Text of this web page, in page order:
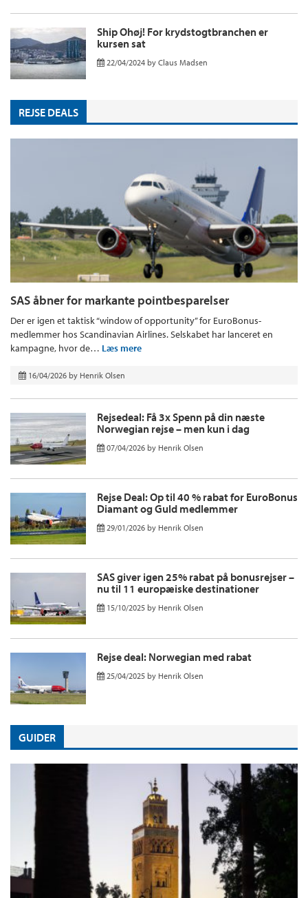
Ship Ohøj! For krydstogtbranchen er
kursen sat
22/04/2024 by Claus Madsen
REJSE DEALS
SAS åbner for markante pointbesparelser
Der er igen et taktisk “window of opportunity” for EuroBonus-
medlemmer hos Scandinavian Airlines. Selskabet har lanceret en
kampagne, hvor de… Læs mere
16/04/2026 by Henrik Olsen
Rejsedeal: Få 3x Spenn på din næste
Norwegian rejse – men kun i dag
07/04/2026 by Henrik Olsen
Rejse Deal: Op til 40 % rabat for EuroBonus
Diamant og Guld medlemmer
29/01/2026 by Henrik Olsen
SAS giver igen 25% rabat på bonusrejser –
nu til 11 europæiske destinationer
15/10/2025 by Henrik Olsen
Rejse deal: Norwegian med rabat
25/04/2025 by Henrik Olsen
GUIDER